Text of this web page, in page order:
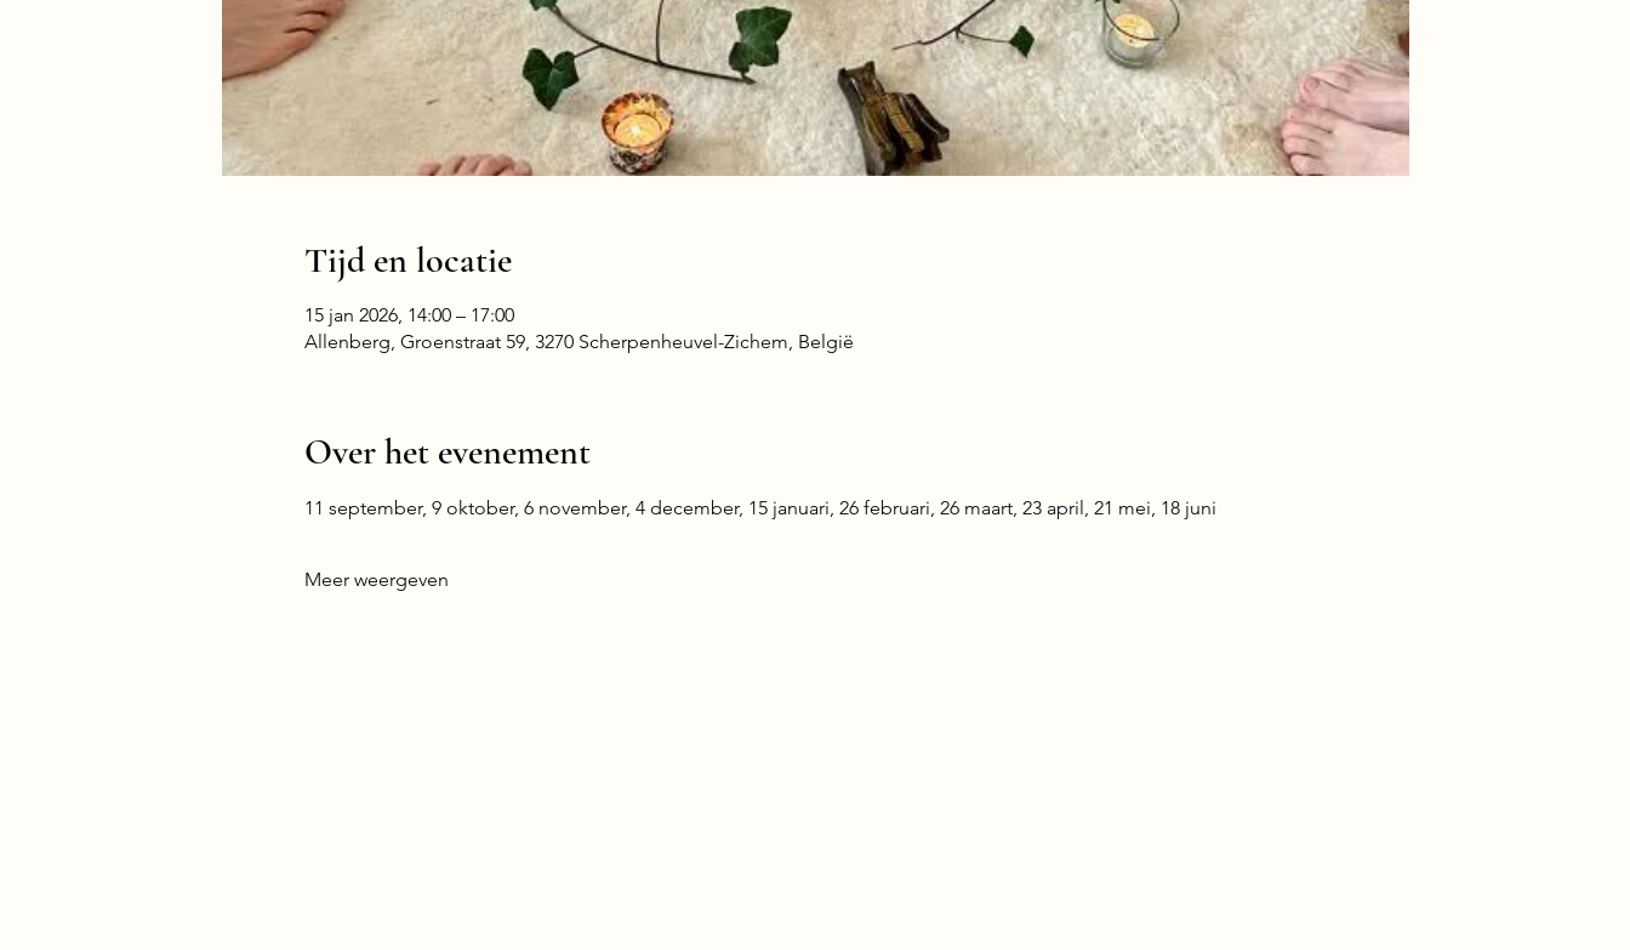
Tijd en locatie
15 jan 2026, 14:00 – 17:00
Allenberg, Groenstraat 59, 3270 Scherpenheuvel-Zichem, België
Over het evenement
11 september, 9 oktober, 6 november, 4 december, 15 januari, 26 februari, 26 maart, 23 april, 21 mei, 18 juni
Meer weergeven